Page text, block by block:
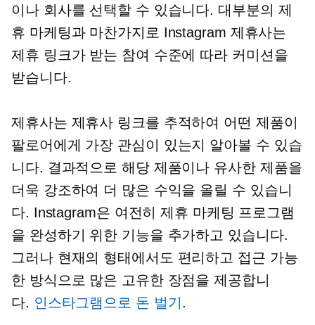
이나 회사를 선택할 수 있습니다. 대부분의 제
휴 마케팅과 마찬가지로 Instagram 제휴사는
제휴 링크가 받는 참여 수준에 따라 커미션을
받습니다.
제휴사는 제휴사 링크를 추적하여 어떤 제품이
팔로어에게 가장 관심이 있는지 알아볼 수 있습
니다. 결과적으로 해당 제품이나 유사한 제품을
더욱 강조하여 더 많은 수익을 올릴 수 있습니
다. Instagram은 여전히 ​​제휴 마케팅 프로그램
을 완성하기 위한 기능을 추가하고 있습니다.
그러나 현재의 형태에서도 편리하고 접근 가능
한 방식으로 많은 고유한 장점을 제공합니
다. 인스타그램으로 돈 벌기 .